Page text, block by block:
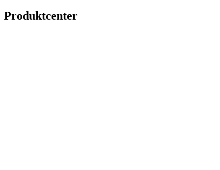
Produktcenter